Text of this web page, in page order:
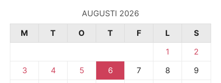
AUGUSTI 2026
M
T O T F L
S
1
2
3
4 5 6 7 8
9